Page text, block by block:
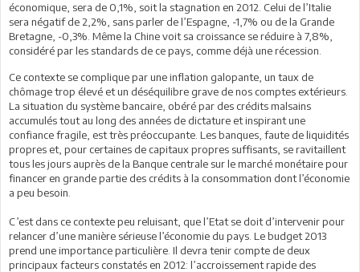
économique, sera de 0,1%, soit la stagnation en 2012. Celui de l’Italie
sera négatif de 2,2%, sans parler de l’Espagne, -1,7% ou de la Grande
Bretagne, -0,3%. Même la Chine voit sa croissance se réduire à 7,8%,
considéré par les standards de ce pays, comme déjà une récession.
Ce contexte se complique par une inflation galopante, un taux de
chômage trop élevé et un déséquilibre grave de nos comptes extérieurs.
La situation du système bancaire, obéré par des crédits malsains
accumulés tout au long des années de dictature et inspirant une
confiance fragile, est très préoccupante. Les banques, faute de liquidités
propres et, pour certaines de capitaux propres suffisants, se ravitaillent
tous les jours auprès de la Banque centrale sur le marché monétaire pour
financer en grande partie des crédits à la consommation dont l’économie
a peu besoin.
C’est dans ce contexte peu reluisant, que l’Etat se doit d’intervenir pour
relancer d’une manière sérieuse l’économie du pays. Le budget 2013
prend une importance particulière. Il devra tenir compte de deux
principaux facteurs constatés en 2012: l’accroissement rapide des